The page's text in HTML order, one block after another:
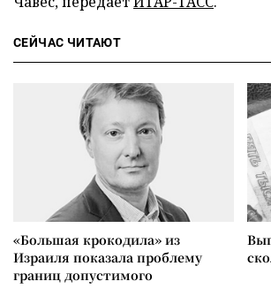
СЕЙЧАС ЧИТАЮТ
«Большая крокодила» из
Израиля показала проблему
границ допустимого